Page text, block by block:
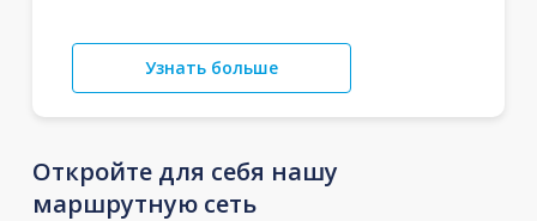
Узнать больше
Откройте для себя нашу
маршрутную сеть